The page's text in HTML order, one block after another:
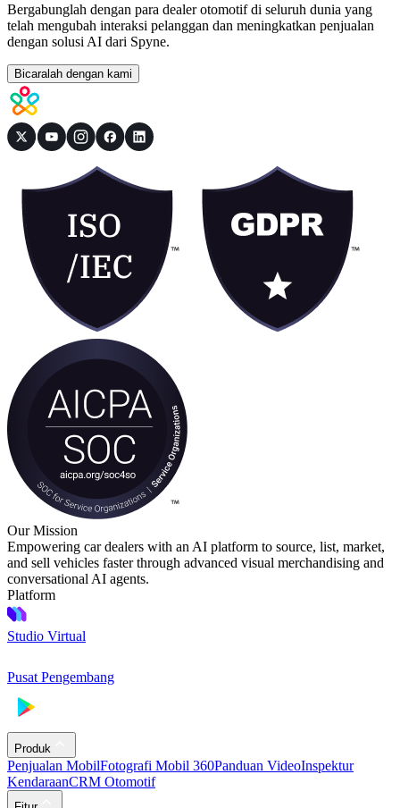
Bergabunglah dengan para dealer otomotif di seluruh dunia yang
telah mengubah interaksi pelanggan dan meningkatkan penjualan
dengan solusi AI dari Spyne.
Bicaralah dengan kami
Our Mission
Empowering car dealers with an AI platform to source, list, market,
and sell vehicles faster through advanced visual merchandising and
conversational AI agents.
Platform
Studio Virtual
Pusat Pengembang
Produk
Penjualan MobilFotografi Mobil 360Panduan VideoInspektur
KendaraanCRM Otomotif